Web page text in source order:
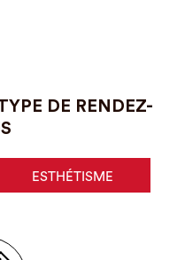
DE RENDEZ-
ESTHÉTISME